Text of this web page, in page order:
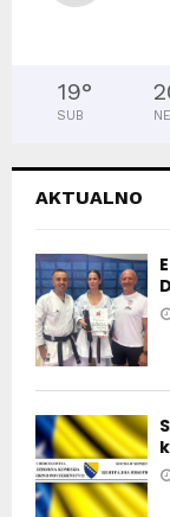
19°
SUB
AKTUALNO